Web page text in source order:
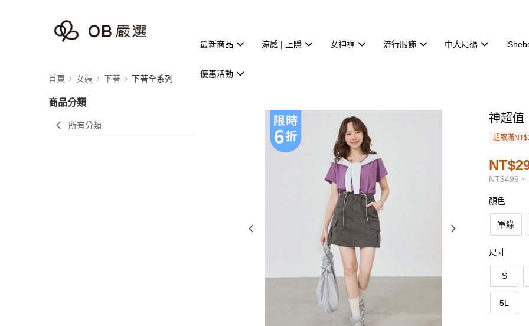
最新商品 涼感 | 上隱 女神褲 流行服飾 中大尺碼
優惠活動
首頁 女裝 下著 下著全系列
商品分類
所有分類
神超值
超取滿
NT$499 ~
顏色
軍綠
尺寸
S
5L